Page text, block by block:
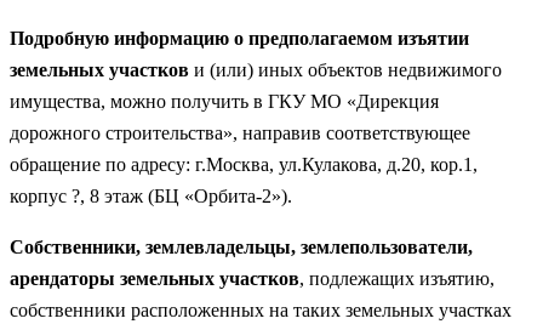
Подробную информацию о предполагаемом изъятии
земельных участков и (или) иных объектов недвижимого
имущества, можно получить в ГКУ МО «Дирекция
дорожного строительства», направив соответствующее
обращение по адресу: г.Москва, ул.Кулакова, д.20, кор.1,
корпус ?, 8 этаж (БЦ «Орбита-2»).
Собственники, землевладельцы, землепользователи,
арендаторы земельных участков, подлежащих изъятию,
собственники расположенных на таких земельных участках